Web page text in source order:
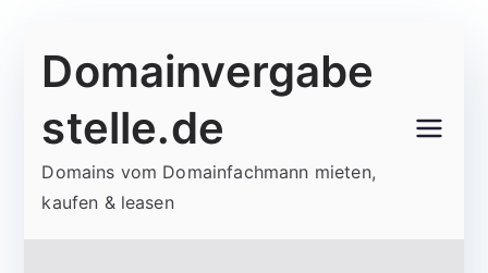
Inhalt
Domainvergabe
stelle.de
Domains vom Domainfachmann mieten,
kaufen & leasen